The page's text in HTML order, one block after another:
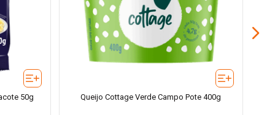
50g Queijo Cottage Verde Campo Pote 400g